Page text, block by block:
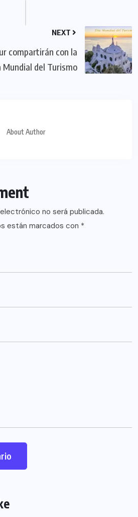
NEXT
compartirán con la
Mundial del Turismo
About Author
no será publicada.
están marcados con *